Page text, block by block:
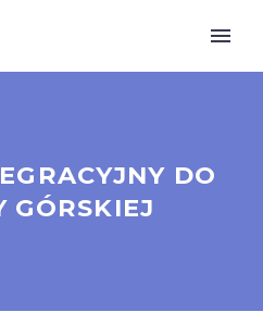
DO
GÓRSKIEJ